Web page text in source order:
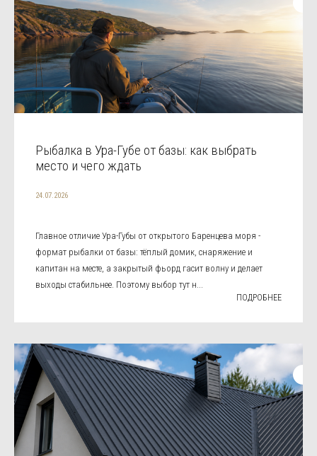
Рыбалка в Ура-Губе от базы: как выбрать
место и чего ждать
24.07.2026
Главное отличие Ура-Губы от открытого Баренцева моря -
формат рыбалки от базы: тёплый домик, снаряжение и
капитан на месте, а закрытый фьорд гасит волну и делает
выходы стабильнее. Поэтому выбор тут н...
ПОДРОБНЕЕ